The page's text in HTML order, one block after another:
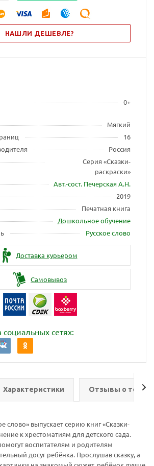
НАШЛИ ДЕШЕВЛЕ?
0+
Мягкий
16
Россия
Серия «Сказки-
раскраски»
Авт.-сост. Печерская А.Н.
2019
Печатная книга
Дошкольное обучение
Русское слово
Доставка курьером
Самовывоз
сетях:
Характеристики Отзывы о
слово» выпускает серию книг «Сказки-
к хрестоматиям для детского сада.
воспитателям и родителям
досуг ребёнка. Прослушав сказку, а